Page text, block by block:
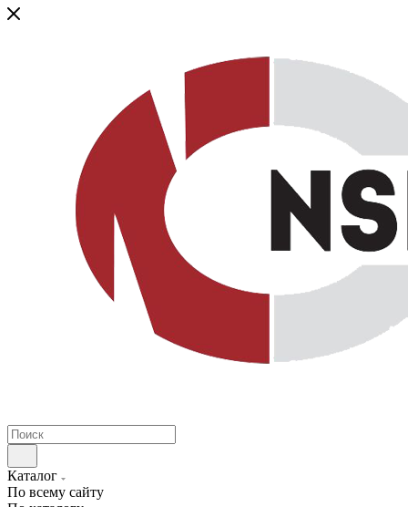
Каталог
По всему сайту